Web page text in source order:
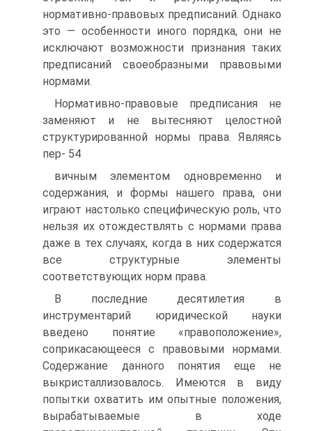
нормативно-правовых предписаний. Однако
это — особенно­сти иного порядка, они не
исключают возможности признания таких
предписаний своеобразными правовыми
нормами.
Нормативно-правовые предписания не
заменяют и не вытесня­ют целостной
структурированной нормы права. Являясь
пер- 54
вичным элементом одновременно и
содержания, и формы на­шего права, они
играют настолько специфическую роль, что
нельзя их отождествлять с нормами права
даже в тех случаях, ког­да в них содержатся
все структурные элементы
соответствующих норм права.
В последние десятилетия в
инструментарий юридической на­уки
введено понятие «правоположение»,
соприкасающееся с пра­вовыми нормами.
Содержание данного понятия еще не
выкрис­таллизовалось. Имеются в виду
попытки охватить им опытные положения,
вырабатываемые в ходе